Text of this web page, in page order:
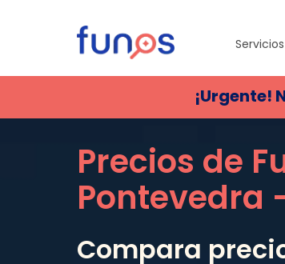
¡Urgente!
Precios de
Pontevedra
Compara